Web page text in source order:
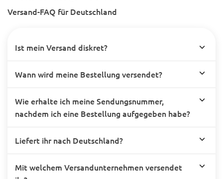
Versand-FAQ für Deutschland
Ist mein Versand diskret?
Wann wird meine Bestellung versendet?
Wie erhalte ich meine Sendungsnummer,
nachdem ich eine Bestellung aufgegeben habe?
Liefert ihr nach Deutschland?
Mit welchem Versandunternehmen versendet